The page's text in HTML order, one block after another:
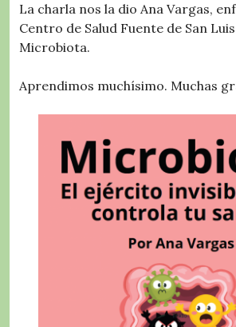
La charla nos la dio Ana Vargas,
Centro de Salud Fuente de San
Microbiota.
Aprendimos muchísimo. Muchas